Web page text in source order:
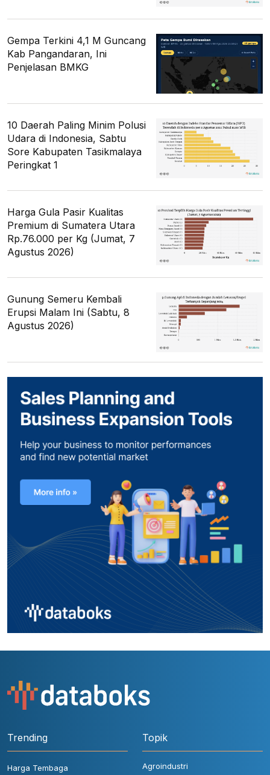
Gempa Terkini 4,1 M Guncang
Kab Pangandaran, Ini
Penjelasan BMKG
10 Daerah Paling Minim Polusi
Udara di Indonesia, Sabtu
Sore Kabupaten Tasikmalaya
Peringkat 1
Harga Gula Pasir Kualitas
Premium di Sumatera Utara
Rp.76.000 per Kg (Jumat, 7
Agustus 2026)
Gunung Semeru Kembali
Erupsi Malam Ini (Sabtu, 8
Agustus 2026)
Trending
Harga Tembaga
Topik
Agroindustri